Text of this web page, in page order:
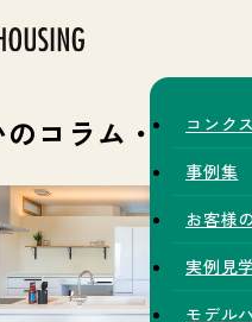
コンク
事例集
お客様
実例見
モデル
コラム・スタッ